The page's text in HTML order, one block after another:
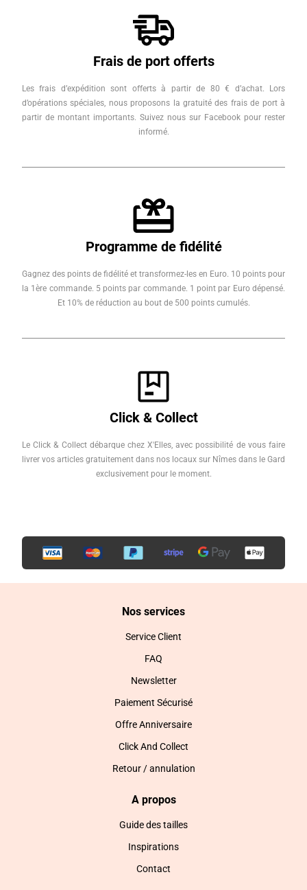
Frais de port offerts
Les frais d’expédition sont offerts à partir de 80 € d’achat. Lors
d’opérations spéciales, nous proposons la gratuité des frais de port à
partir de montant importants. Suivez nous sur Facebook pour rester
informé.
Programme de fidélité
Gagnez des points de fidélité et transformez-les en Euro. 10 points pour
la 1ère commande. 5 points par commande. 1 point par Euro dépensé.
Et 10% de réduction au bout de 500 points cumulés.
Click & Collect
Le Click & Collect débarque chez X'Elles, avec possibilité de vous faire
livrer vos articles gratuitement dans nos locaux sur Nîmes dans le Gard
exclusivement pour le moment.
Nos services
Service Client
FAQ
Newsletter
Paiement Sécurisé
Offre Anniversaire
Click And Collect
Retour / annulation
A propos
Guide des tailles
Inspirations
Contact